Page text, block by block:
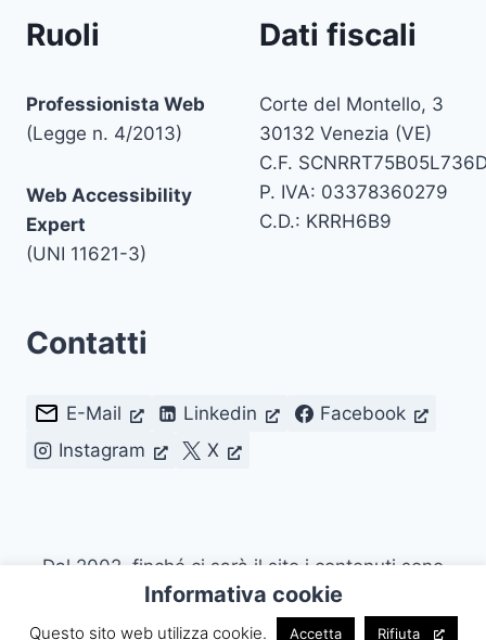
Ruoli
Professionista Web
(Legge n. 4/2013)
Web Accessibility
Expert
(UNI 11621-3)
Dati fiscali
Corte del Montello, 3
30132 Venezia (VE)
C.F.
P. IVA: 03378360279
C.D.: KRRH6B9
Contatti
E-Mail Linkedin
Facebook
Instagram
X
Dal 2002, finché ci sarà il sito i contenuti sono
riutilizzabili citando la fonte. Attualmente con
Licenza CC BY 4.0 .
Informativa cookie
Questo sito web utilizza cookie. Accetta Rifiuta